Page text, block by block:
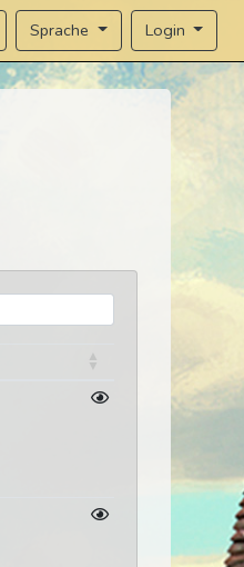
Sprache Login